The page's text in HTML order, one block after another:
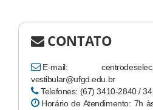
CONTATO
E-mail:
vestibular@ufgd.edu.br
Telefones: (67) 3410-2840 /
Horário de Atendimento: 7h